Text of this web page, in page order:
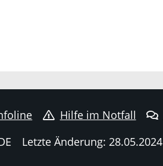
Hilfe im Notfall
Letzte Änderung: 28.05.2024